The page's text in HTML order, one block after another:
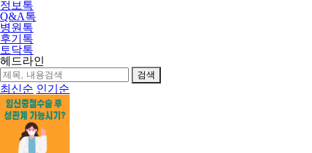
정보톡
Q&A톡
병원톡
후기톡
토닥톡
헤드라인
검색
최신순 인기순